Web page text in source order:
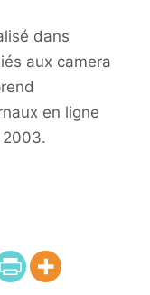
dans
aux camera
en ligne
2003.